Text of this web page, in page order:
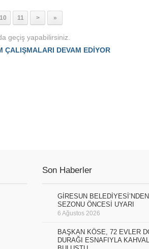
10 11 > »
geçiş yapabilirsiniz.
ÇALIŞMALARI DEVAM EDİYOR
Son Haberler
GİRESUN
SEZONU ÖNCESİ UYARI
6 Ağustos 2026
BAŞKAN KÖSE, 72 EVLER
DURAĞI ESNAFIYLA